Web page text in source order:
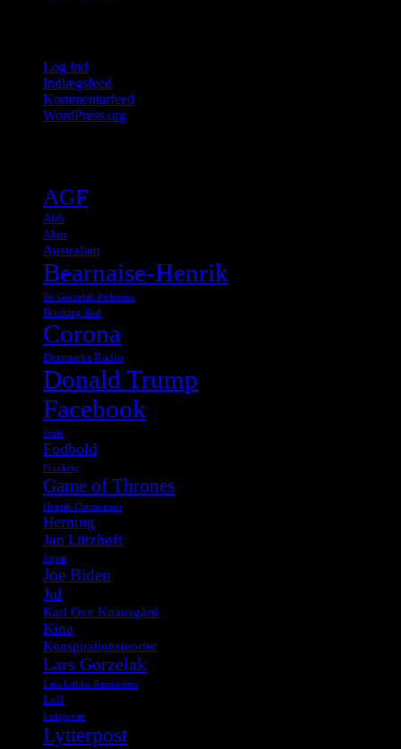
Log ind
Indlægsfeed
Kommentarfeed
WordPress.org
AGF
Aldi
Alien
Australien
Bearnaise-Henrik
Bo Gorzelak Pedersen
Breaking Bad
Corona
Danmarks Radio
Donald Trump
Facebook
Ferie
Fodbold
Frankrig
Game of Thrones
Henrik Christensen
Herning
Jan Lützhøft
Japan
Joe Biden
Jul
Karl Ove Knausgård
Kina
Konspirationsteorier
Lars Gorzelak
Lars Løkke Rasmussen
Lidl
Luftgevær
Lytterpost